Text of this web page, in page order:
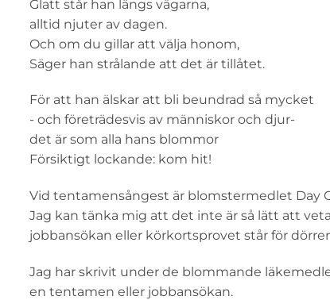
Glatt står han längs vägarna,
alltid njuter av dagen.
Och om du gillar att välja honom,
Säger han strålande att det är tillåtet.
För att han älskar att bli beundrad så mycket
- och företrädesvis av människor och djur-
det är som alla hans blommor
Försiktigt lockande: kom hit!
Vid tentamensångest är blomstermedlet Day
Jag kan tänka mig att det inte är så lätt att
jobbansökan eller körkortsprovet står för
Jag har skrivit under de blommande
en tentamen eller jobbansökan.